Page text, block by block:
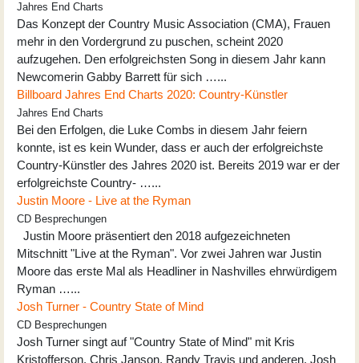
Jahres End Charts
Das Konzept der Country Music Association (CMA), Frauen
mehr in den Vordergrund zu puschen, scheint 2020
aufzugehen. Den erfolgreichsten Song in diesem Jahr kann
Newcomerin Gabby Barrett für sich …...
Billboard Jahres End Charts 2020: Country-Künstler
Jahres End Charts
Bei den Erfolgen, die Luke Combs in diesem Jahr feiern
konnte, ist es kein Wunder, dass er auch der erfolgreichste
Country-Künstler des Jahres 2020 ist. Bereits 2019 war er der
erfolgreichste Country- …...
Justin Moore - Live at the Ryman
CD Besprechungen
Justin Moore präsentiert den 2018 aufgezeichneten
Mitschnitt "Live at the Ryman". Vor zwei Jahren war Justin
Moore das erste Mal als Headliner in Nashvilles ehrwürdigem
Ryman …...
Josh Turner - Country State of Mind
CD Besprechungen
Josh Turner singt auf "Country State of Mind" mit Kris
Kristofferson, Chris Janson, Randy Travis und anderen. Josh